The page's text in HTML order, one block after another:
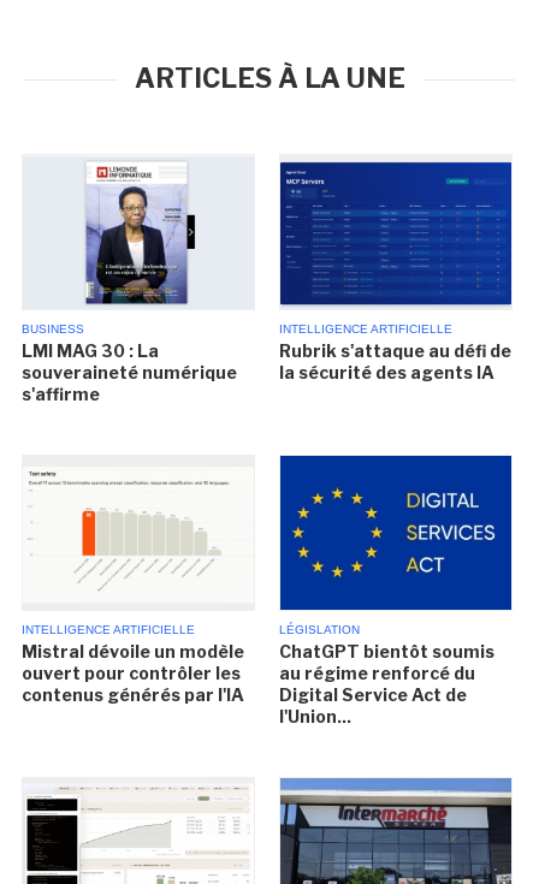
ARTICLES À LA UNE
BUSINESS
LMI MAG 30 : La
souveraineté numérique
s'affirme
INTELLIGENCE ARTIFICIELLE
Rubrik s'attaque au défi de
la sécurité des agents IA
INTELLIGENCE ARTIFICIELLE
Mistral dévoile un modèle
ouvert pour contrôler les
contenus générés par l'IA
LÉGISLATION
ChatGPT bientôt soumis
au régime renforcé du
Digital Service Act de
l'Union...